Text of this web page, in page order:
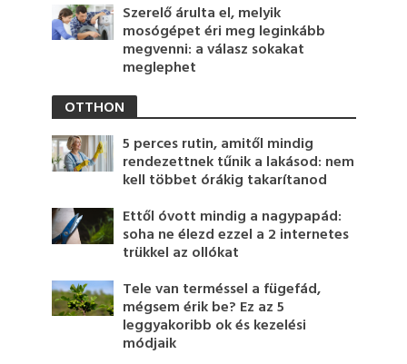
Szerelő árulta el, melyik
mosógépet éri meg leginkább
megvenni: a válasz sokakat
meglephet
OTTHON
5 perces rutin, amitől mindig
rendezettnek tűnik a lakásod: nem
kell többet órákig takarítanod
Ettől óvott mindig a nagypapád:
soha ne élezd ezzel a 2 internetes
trükkel az ollókat
Tele van terméssel a fügefád,
mégsem érik be? Ez az 5
leggyakoribb ok és kezelési
módjaik